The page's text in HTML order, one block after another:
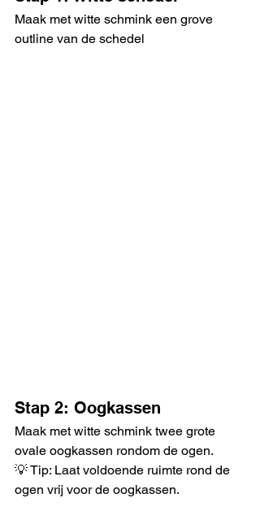
Maak met witte schmink een grove
outline van de schedel
Stap 2: Oogkassen
Maak met witte schmink twee grote
ovale oogkassen rondom de ogen.
💡 Tip: Laat voldoende ruimte rond de
ogen vrij voor de oogkassen.